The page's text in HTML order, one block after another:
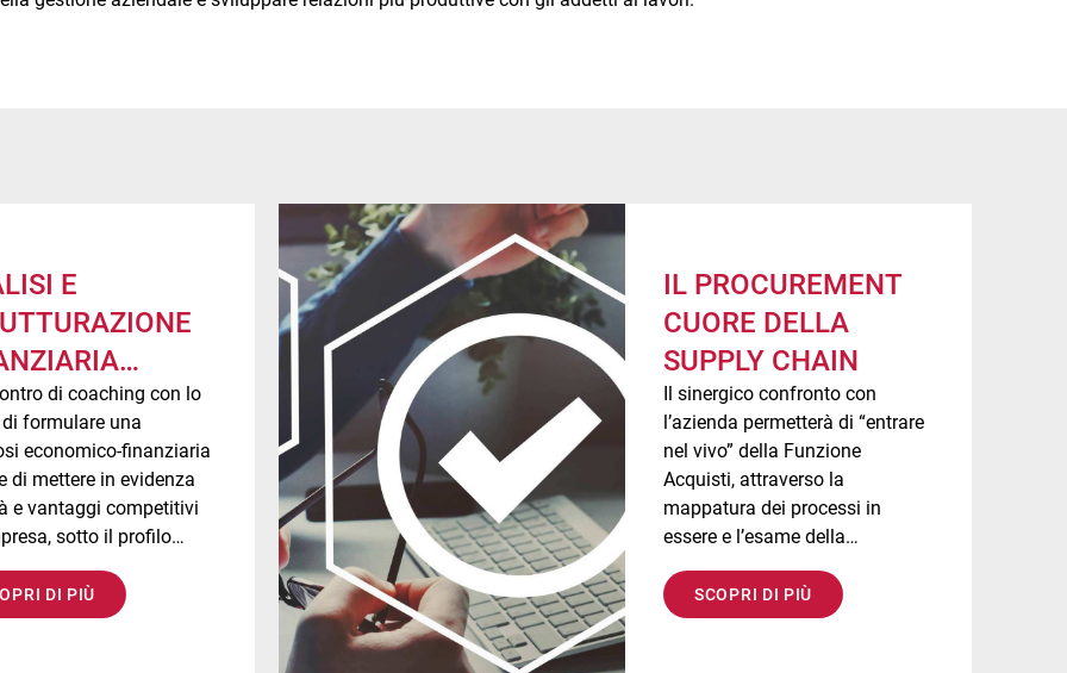
E
di coaching con lo
formulare una
economico-finanziaria
di mettere in evidenza
e vantaggi competitivi
sotto il profilo
patrimoniale e
DI PIÙ
IL PROCUREMENT
CUORE DELLA
SUPPLY CHAIN
Il sinergico confronto con
l’azienda permetterà di “entrare
nel vivo” della Funzione
Acquisti, attraverso la
mappatura dei processi in
essere e l’esame della
reportistica esistente, per
coglierne i pregi, le lacune e le
criticità.
SCOPRI DI PIÙ